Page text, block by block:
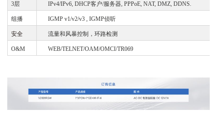
3层 IPv4/IPv6, DHCP客户/服务器, PPPoE, NAT, DMZ, DDNS.
组播 IGMP v1/v2/v3 , IGMP侦听
安全 流量和风暴控制，环路检测
O&M WEB/TELNET/OAM/OMCI/TR069